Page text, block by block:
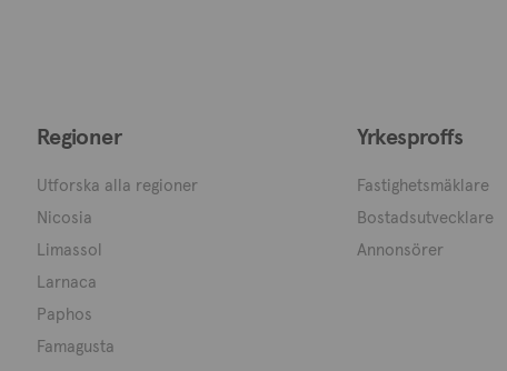
Regioner
Utforska alla regioner
Nicosia
Limassol
Larnaca
Paphos
Famagusta
Yrkesproffs
Fastighetsmäklare
Bostadsutvecklare
Annonsörer